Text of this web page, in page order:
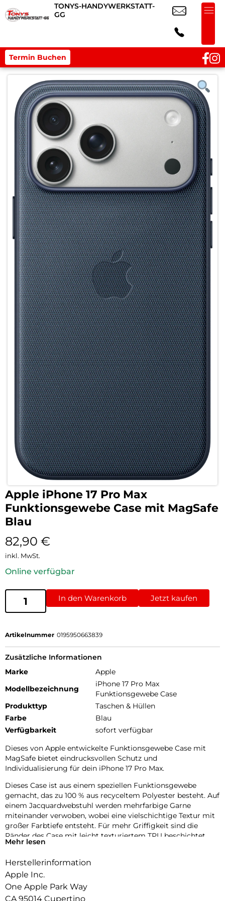
TONYS-HANDYWERKSTATT-
GG
Termin Buchen
Apple iPhone 17 Pro Max
Funktionsgewebe Case mit MagSafe
Blau
82,90 €
inkl. MwSt.
Online verfügbar
In den Warenkorb Jetzt kaufen
Artikelnummer 0195950663839
Zusätzliche Informationen
Marke
Apple
Modellbezeichnung
iPhone 17 Pro Max
Funktionsgewebe Case
Produkttyp
Taschen & Hüllen
Farbe
Blau
Verfügbarkeit
sofort verfügbar
Dieses von Apple entwickelte Funktions­gewebe Case mit
MagSafe bietet eindrucks­vollen Schutz und
Individualisierung für dein iPhone 17 Pro Max.
Dieses Case ist aus einem speziellen Funktions­gewebe
gemacht, das zu 100 % aus recyceltem Polyester besteht. Auf
einem Jacquard­webstuhl werden mehrfarbige Garne
miteinander verwoben, wobei eine vielschichtige Textur mit
großer Farbtiefe entsteht. Für mehr Griffigkeit sind die
Ränder des Case mit leicht texturiertem TPU beschichtet.
Die Tasten aus elegantem eloxiertem Aluminium sorgen für
Mit zwei Verbindungs­punkten lässt sich dieses Case sicher
am Crossbody Band befestigen. So kannst du dein iPhone
entspannt freihändig tragen.
Mehr lesen
Herstellerinformation
Apple Inc.
One Apple Park Way
CA 95014 Cupertino